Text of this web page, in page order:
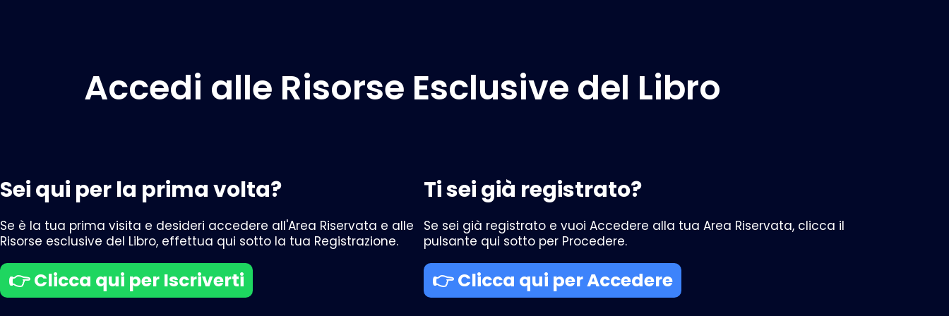
Accedi alle Risorse Esclusive del Libro
Sei qui per la prima volta?
Se è la tua prima visita e desideri accedere all'Area Riservata e alle
Risorse esclusive del Libro, effettua qui sotto la tua Registrazione.
👉 Clicca qui per Iscriverti
Ti sei già registrato?
Se sei già registrato e vuoi Accedere alla tua Area Riservata, clicca il
pulsante qui sotto per Procedere.
👉 Clicca qui per Accedere